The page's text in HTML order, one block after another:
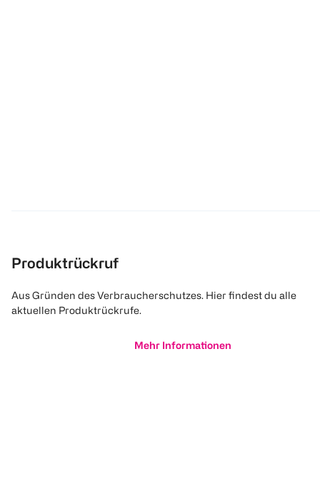
Produktrückruf
Aus Gründen des Verbraucherschutzes. Hier findest du alle
aktuellen Produktrückrufe.
Mehr Informationen